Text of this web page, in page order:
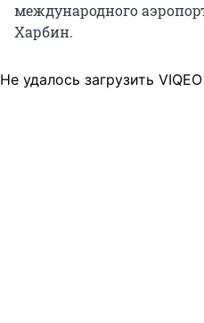
международного
Харбин.
Не удалось загрузить VIQEO